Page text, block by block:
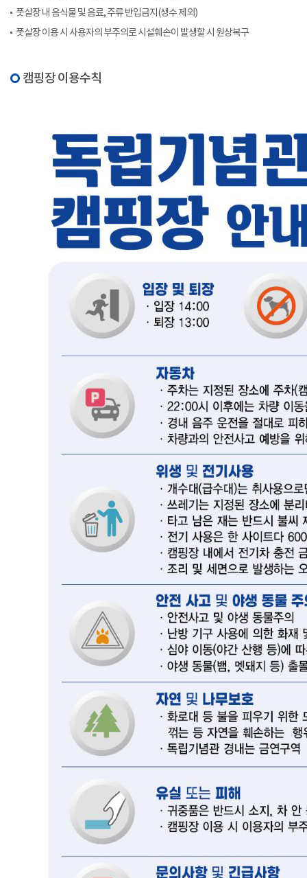
풋살장 내 음식물 및 음료, 주류 반입금지(생수 제외)
풋살장 이용 시 사용자의 부주의로 시설훼손이 발생할 시 원상복구
캠핑장 이용수칙